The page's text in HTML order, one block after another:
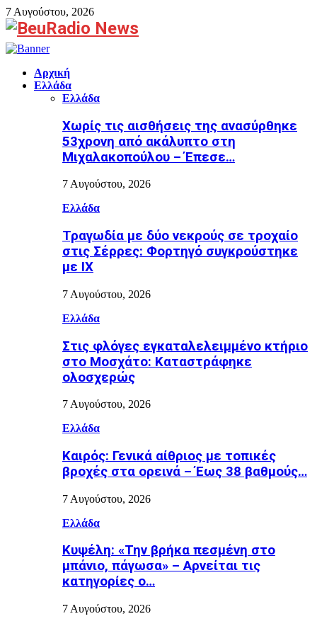
7 Αυγούστου, 2026
Facebook
Αρχική
Ελλάδα
Ελλάδα
Χωρίς τις αισθήσεις της ανασύρθηκε
53χρονη από ακάλυπτο στη
Μιχαλακοπούλου – Έπεσε…
7 Αυγούστου, 2026
Ελλάδα
Τραγωδία με δύο νεκρούς σε τροχαίο
στις Σέρρες: Φορτηγό συγκρούστηκε
με ΙΧ
7 Αυγούστου, 2026
Ελλάδα
Στις φλόγες εγκαταλελειμμένο κτήριο
στο Μοσχάτο: Καταστράφηκε
ολοσχερώς
7 Αυγούστου, 2026
Ελλάδα
Καιρός: Γενικά αίθριος με τοπικές
βροχές στα ορεινά – Έως 38 βαθμούς…
7 Αυγούστου, 2026
Ελλάδα
Κυψέλη: «Την βρήκα πεσμένη στο
μπάνιο, πάγωσα» – Αρνείται τις
κατηγορίες ο…
7 Αυγούστου, 2026